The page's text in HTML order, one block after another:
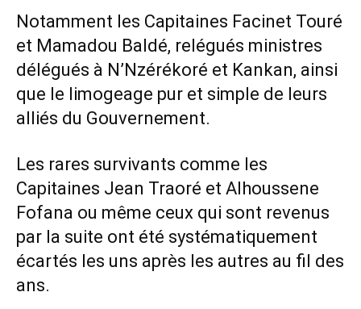
Notamment les Capitaines Facinet Touré
et Mamadou Baldé, relégués ministres
délégués à N’Nzérékoré et Kankan, ainsi
que le limogeage pur et simple de leurs
alliés du Gouvernement.
Les rares survivants comme les
Capitaines Jean Traoré et Alhoussene
Fofana ou même ceux qui sont revenus
par la suite ont été systématiquement
écartés les uns après les autres au fil des
ans.